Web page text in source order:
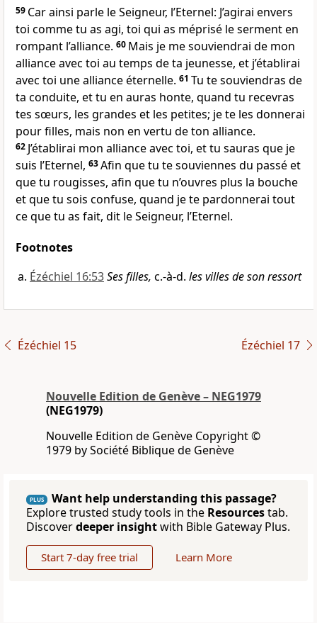
59 Car ainsi parle le Seigneur, l’Eternel: J’agirai envers
toi comme tu as agi, toi qui as méprisé le serment en
rompant l’alliance. 60 Mais je me souviendrai de mon
alliance avec toi au temps de ta jeunesse, et j’établirai
avec toi une alliance éternelle. 61 Tu te souviendras de
ta conduite, et tu en auras honte, quand tu recevras
tes sœurs, les grandes et les petites; je te les donnerai
pour filles, mais non en vertu de ton alliance.
62 J’établirai mon alliance avec toi, et tu sauras que je
suis l’Eternel, 63Afin que tu te souviennes du passé et
que tu rougisses, afin que tu n’ouvres plus la bouche
et que tu sois confuse, quand je te pardonnerai tout
ce que tu as fait, dit le Seigneur, l’Eternel.
Footnotes
Ézéchiel 16:53Ses filles, c.-à-d. les villes de son ressort
Ézéchiel 15 Ézéchiel 17
Nouvelle Edition de Genève – NEG1979
(NEG1979)
Nouvelle Edition de Genève Copyright ©
1979 by Société Biblique de Genève
PLUS
Want help understanding this passage?
Explore trusted study tools in the Resourcestab.
Discoverdeeper insightwith Bible Gateway Plus.
Start 7-day free trial Learn More